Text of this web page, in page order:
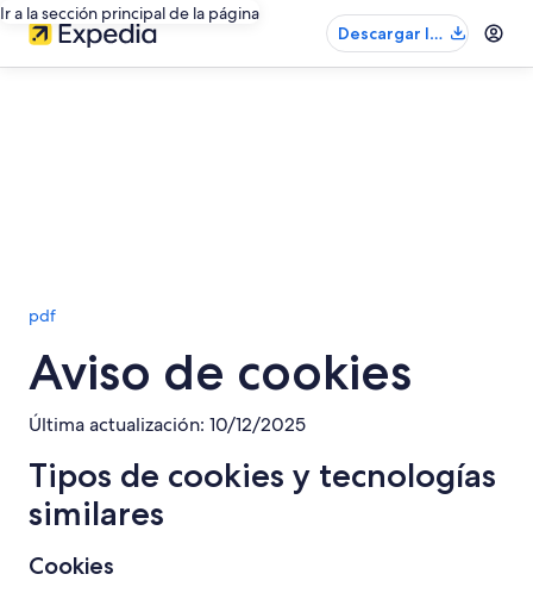
Ir a la sección principal de la página
Descargar la
app
pdf
Aviso de cookies
Última actualización: 10/12/2025
Tipos de cookies y tecnologías
similares
Cookies